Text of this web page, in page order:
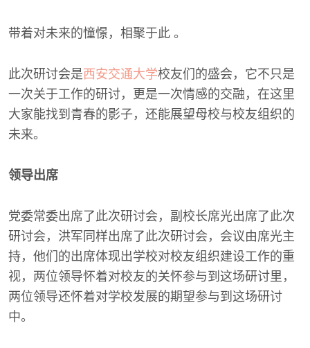
带着对未来的憧憬，相聚于此 。
此次研讨会是西安交通大学校友们的盛会，它不只是
一次关于工作的研讨，更是一次情感的交融，在这里
大家能找到青春的影子，还能展望母校与校友组织的
未来。
领导出席
党委常委出席了此次研讨会，副校长席光出席了此次
研讨会，洪军同样出席了此次研讨会，会议由席光主
持，他们的出席体现出学校对校友组织建设工作的重
视，两位领导怀着对校友的关怀参与到这场研讨里，
两位领导还怀着对学校发展的期望参与到这场研讨
中。